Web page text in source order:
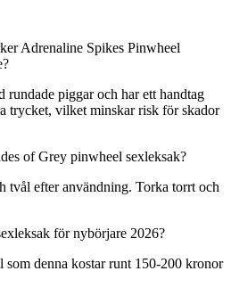
Adrenaline Spikes Pinwheel
rundade piggar och har ett handtag
trycket, vilket minskar risk för skador
of Grey pinwheel sexleksak?
tvål efter användning. Torka torrt och
för nybörjare 2026?
denna kostar runt 150-200 kronor